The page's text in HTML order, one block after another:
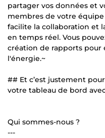
partager vos données et
membres de votre équipe
facilite la collaboration et
en temps réel. Vous
création de rapports
l'énergie.~
## Et c’est justement
votre tableau de bord
Qui sommes-nous ?
---